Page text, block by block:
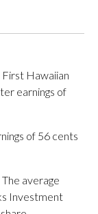
Hawaiian
earnings of
of 56 cents
average
Investment